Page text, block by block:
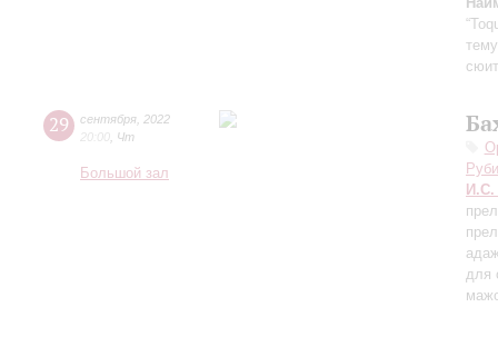
29 сентября 2022
20:00 Чт
Большой зал
И.С.
для